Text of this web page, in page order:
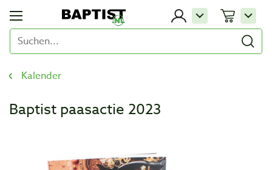
Kalender
Baptist paasactie 2023